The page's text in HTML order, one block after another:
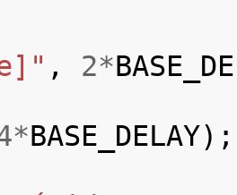
, 2*
*BASE_DELAY);